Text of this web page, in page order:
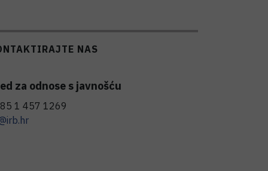
NAS
za odnose s javnošću
1 457 1269